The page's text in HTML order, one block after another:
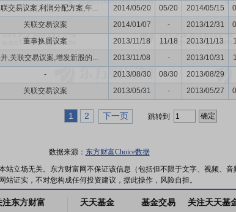
交易议案,利润分配方案,年... 2014/05/20 05/20 2014/05/15
关联交易议案 2014/01/07 - 2013/12/31
董事换届议案 2013/11/18 11/18 2013/11/13
,关联交易议案,增发新股的... 2013/11/08 - 2013/10/31
- 2013/08/30 08/30 2013/08/29
关联交易议案 2013/05/31 - 2013/05/27
1 2 下一页 跳转到
数据来源： 东方财富Choice数据
站立场无关。东方财富网不保证该信息（包括但不限于文字、视频、
证实，不对您构成任何投资建议，据此操作，风险自担。
注东方财富 天天基金 基金交易 关注天天基